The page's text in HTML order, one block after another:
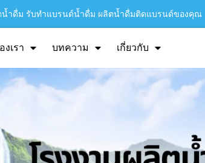
น้ำดื่ม รับทำแบรนด์น้ำดื่ม ผลิตน้ำดื่มติดแบรนด์ของคุณ
งเรา บทความ เกี่ยวกับ